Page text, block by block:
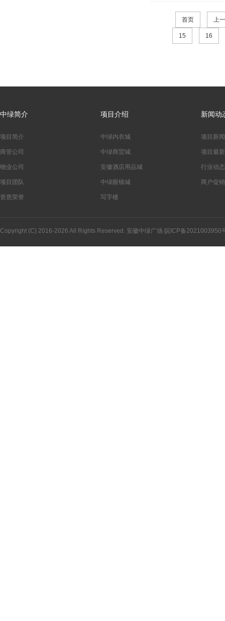
首页 上
15 16
中绿简介
项目简介
商管公司
物业公司
项目团队
资质荣誉
项目介绍
中绿内衣城
中绿商贸城
安徽酒店用品城
中绿眼镜城
写字楼
新闻动
项目新闻
项目最
行业动态
商户促销
Copyright (C) 2016-2026 All Rights Reserved. 安徽中绿广场 皖ICP备2021003950